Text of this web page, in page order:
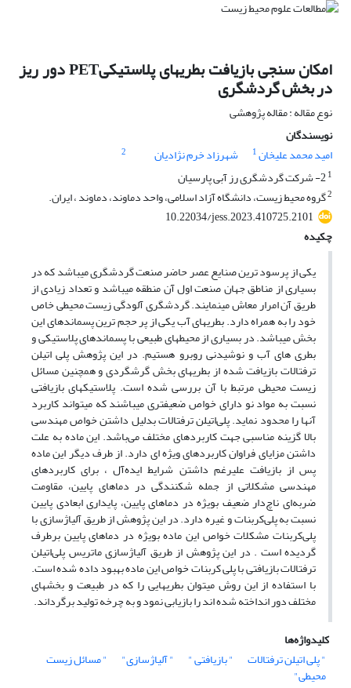
امکان سنجی بازیافت بطریهای پلاستیکیPET دور ریز
در بخش گردشگری
نوع مقاله : مقاله پژوهشی
نویسندگان
امید محمد علیخان1 شهرزاد خرم نژادیان
2
1
2گروه محیط زیست، دانشگاه آزاد اسلامی، واحد دماوند، دماوند ، ایران.
10.22034/jess.2023.410725.2101
چکیده
یکی از پرسود ترین صنایع عصر حاضر صنعت گردشگری میباشد که در
بسیاری از مناطق جهان صنعت اول آن منطقه میباشد و تعداد زیادی از
طریق آن امرار معاش مینمایند. گردشگری آلودگی زیست محیطی خاص
خود را به همراه دارد. بطریهای آب یکی از پر حجم ترین پسماندهای این
بخش میباشد. در بسیاری از محیطهای طبیعی با پسماندهای پلاستیکی و
بطری های آب و نوشیدنی روبرو هستیم. در این پژوهش پلی اتیلن
ترفتالات بازیافت شده از بطریهای بخش گرشگردی و همچنین مسائل
زیست محیطی مرتبط با آن بررسی شده است. پلاستیکهای بازیافتی
نسبت به مواد نو دارای خواص ضعیفتری میباشند که میتواند کاربرد
آنها را محدود نماید. پلی‌اتیلن ترفتالات بدلیل داشتن خواص مهندسی
بالا گزینه مناسبی جهت کاربردهای مختلف می‌باشد. این ماده به علت
داشتن مزایای فراوان کاربردهای ویژه ای دارد. از طرف دیگر این ماده
پس از بازیافت علیرغم داشتن شرایط ایده‌آل ، برای کاربردهای
مهندسی مشکلاتی از جمله شکنندگی در دماهای پایین، مقاومت
ضربه‌ای ناچ‌دار ضعیف بویژه در دماهای پایین، پایداری ابعادی پایین
نسبت به پلی‌کربنات و غیره دارد. در این پژوهش از طریق آلیاژسازی با
پلی‌کربنات مشکلات خواص این ماده بویژه در دماهای پایین برطرف
گردیده است . در این پژوهش از طریق آلیاژسازی ماتریس پلی‌اتیلن
ترفتالات بازیافتی با پلی کربنات خواص این ماده بهبود داده شده است.
با استفاده از این روش میتوان بطریهایی را که در طبیعت و بخشهای
مختلف دور انداخته شده اند را بازیابی نمود و به چرخه تولید برگرداند.
کلیدواژه‌ها
" پلی اتیلن ترفتالات
" بازیافتی " " آلیاژسازی" " مسائل زیست
محیطی"